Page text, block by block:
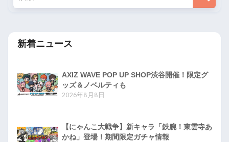
新着ニュース
AXIZ WAVE POP UP SHOP渋谷開催！限定グ
ッズ＆ノベルティも
2026年8月8日
【にゃんこ大戦争】新キャラ「鉄腕！東雲寺あ
かね」登場！期間限定ガチャ情報